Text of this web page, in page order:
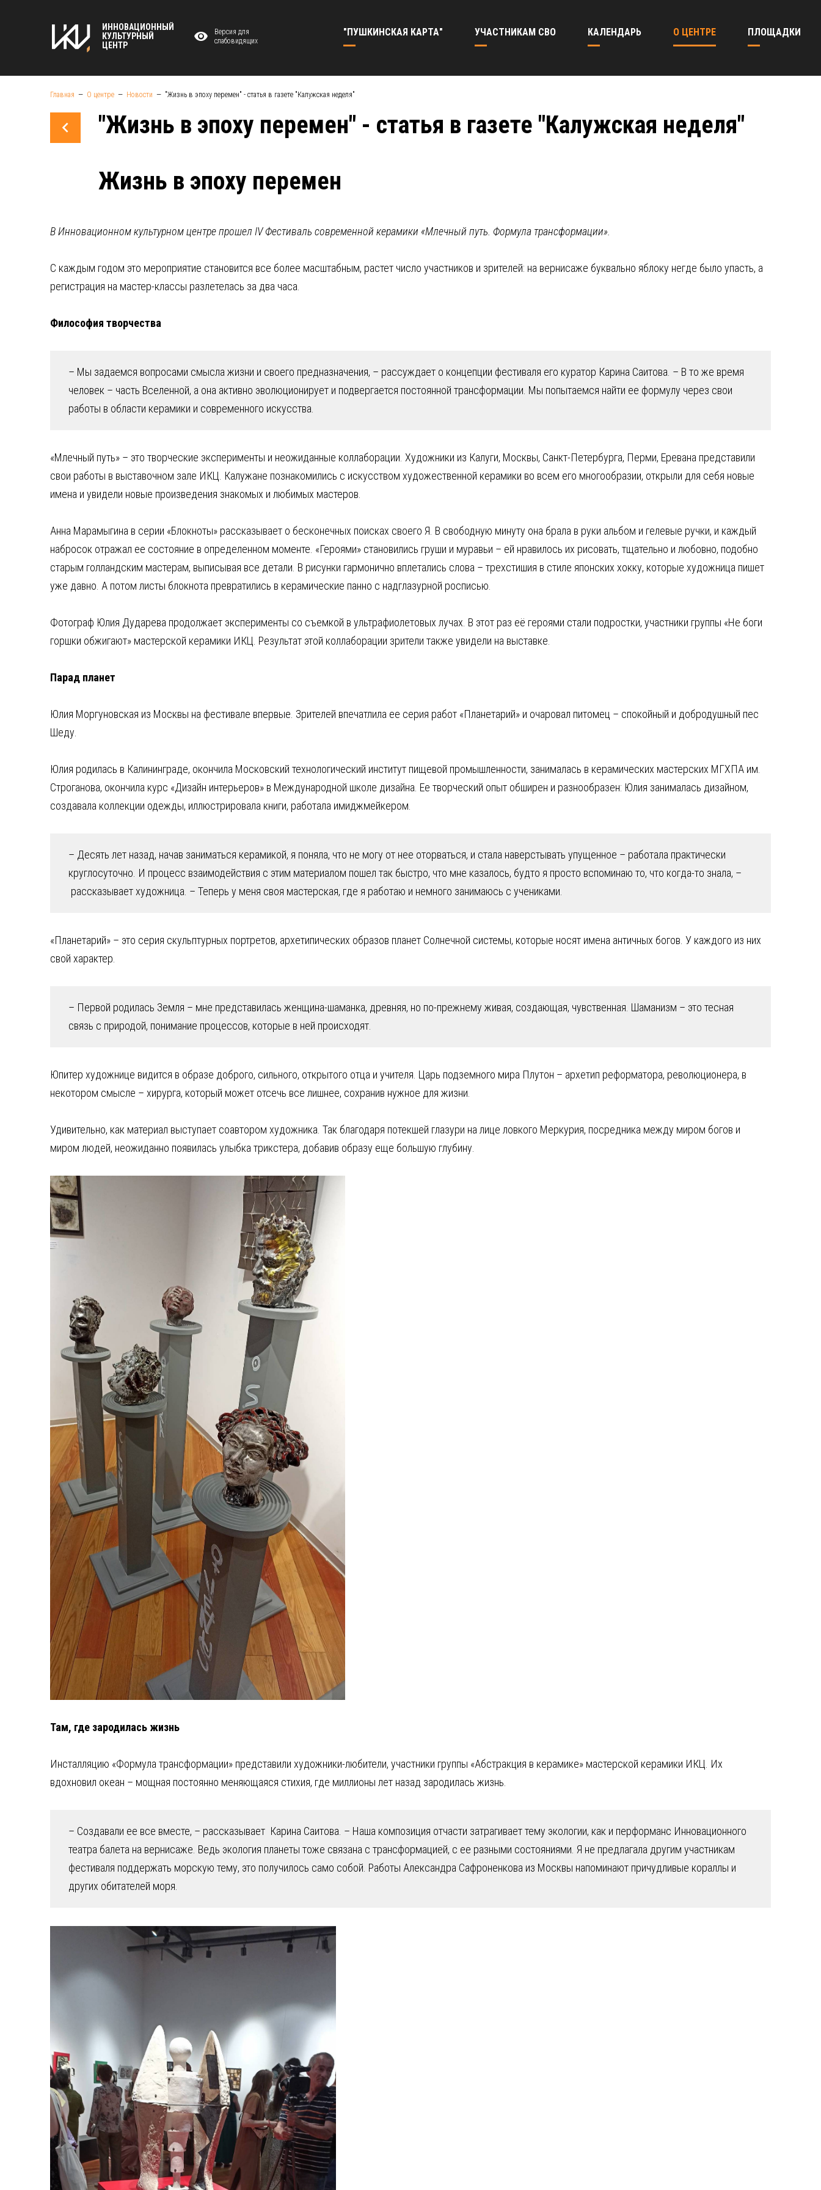
ИННОВАЦИОННЫЙ
КУЛЬТУРНЫЙ
ЦЕНТР
Версия для
слабовидящих
"ПУШКИНСКАЯ КАРТА" УЧАСТНИКАМ СВО КАЛЕНДАРЬ О ЦЕНТРЕ ПЛОЩАДКИ
Главная О центре Новости "Жизнь в эпоху перемен" - статья в газете "Калужская неделя"
"Жизнь в эпоху перемен" - статья в газете "Калужская неделя"
Жизнь в эпоху перемен
В Инновационном культурном центре прошел IV Фестиваль современной керамики «Млечный путь. Формула трансформации».
С каждым годом это мероприятие становится все более масштабным, растет число участников и зрителей: на вернисаже буквально яблоку негде было упасть, а
регистрация на мастер-классы разлетелась за два часа.
Философия творчества
– Мы задаемся вопросами смысла жизни и своего предназначения, – рассуждает о концепции фестиваля его куратор Карина Саитова. – В то же время
человек – часть Вселенной, а она активно эволюционирует и подвергается постоянной трансформации. Мы попытаемся найти ее формулу через свои
работы в области керамики и современного искусства.
«Млечный путь» – это творческие эксперименты и неожиданные коллаборации. Художники из Калуги, Москвы, Санкт-Петербурга, Перми, Еревана представили
свои работы в выставочном зале ИКЦ. Калужане познакомились с искусством художественной керамики во всем его многообразии, открыли для себя новые
имена и увидели новые произведения знакомых и любимых мастеров.
Анна Марамыгина в серии «Блокноты» рассказывает о бесконечных поисках своего Я. В свободную минуту она брала в руки альбом и гелевые ручки, и каждый
набросок отражал ее состояние в определенном моменте. «Героями» становились груши и муравьи – ей нравилось их рисовать, тщательно и любовно, подобно
старым голландским мастерам, выписывая все детали. В рисунки гармонично вплетались слова – трехстишия в стиле японских хокку, которые художница пишет
уже давно. А потом листы блокнота превратились в керамические панно с надглазурной росписью.
Фотограф Юлия Дударева продолжает эксперименты со съемкой в ультрафиолетовых лучах. В этот раз её героями стали подростки, участники группы «Не боги
горшки обжигают» мастерской керамики ИКЦ. Результат этой коллаборации зрители также увидели на выставке.
Парад планет
Юлия Моргуновская из Москвы на фестивале впервые. Зрителей впечатлила ее серия работ «Планетарий» и очаровал питомец – спокойный и добродушный пес
Шеду.
Юлия родилась в Калининграде, окончила Московский технологический институт пищевой промышленности, занималась в керамических мастерских МГХПА им.
Строганова, окончила курс «Дизайн интерьеров» в Международной школе дизайна. Ее творческий опыт обширен и разнообразен: Юлия занималась дизайном,
создавала коллекции одежды, иллюстрировала книги, работала имиджмейкером.
– Десять лет назад, начав заниматься керамикой, я поняла, что не могу от нее оторваться, и стала наверстывать упущенное – работала практически
круглосуточно. И процесс взаимодействия с этим материалом пошел так быстро, что мне казалось, будто я просто вспоминаю то, что когда-то знала, –
рассказывает художница. – Теперь у меня своя мастерская, где я работаю и немного занимаюсь с учениками.
«Планетарий» – это серия скульптурных портретов, архетипических образов планет Солнечной системы, которые носят имена античных богов. У каждого из них
свой характер.
– Первой родилась Земля – мне представилась женщина-шаманка, древняя, но по-прежнему живая, создающая, чувственная. Шаманизм – это тесная
связь с природой, понимание процессов, которые в ней происходят.
Юпитер художнице видится в образе доброго, сильного, открытого отца и учителя. Царь подземного мира Плутон – архетип реформатора, революционера, в
некотором смысле – хирурга, который может отсечь все лишнее, сохранив нужное для жизни.
Удивительно, как материал выступает соавтором художника. Так благодаря потекшей глазури на лице ловкого Меркурия, посредника между миром богов и
миром людей, неожиданно появилась улыбка трикстера, добавив образу еще большую глубину.
Там, где зародилась жизнь
Инсталляцию «Формула трансформации» представили художники-любители, участники группы «Абстракция в керамике» мастерской керамики ИКЦ. Их
вдохновил океан – мощная постоянно меняющаяся стихия, где миллионы лет назад зародилась жизнь.
– Создавали ее все вместе, – рассказывает Карина Саитова. – Наша композиция отчасти затрагивает тему экологии, как и перформанс Инновационного
театра балета на вернисаже. Ведь экология планеты тоже связана с трансформацией, с ее разными состояниями. Я не предлагала другим участникам
фестиваля поддержать морскую тему, это получилось само собой. Работы Александра Сафроненкова из Москвы напоминают причудливые кораллы и
других обитателей моря.